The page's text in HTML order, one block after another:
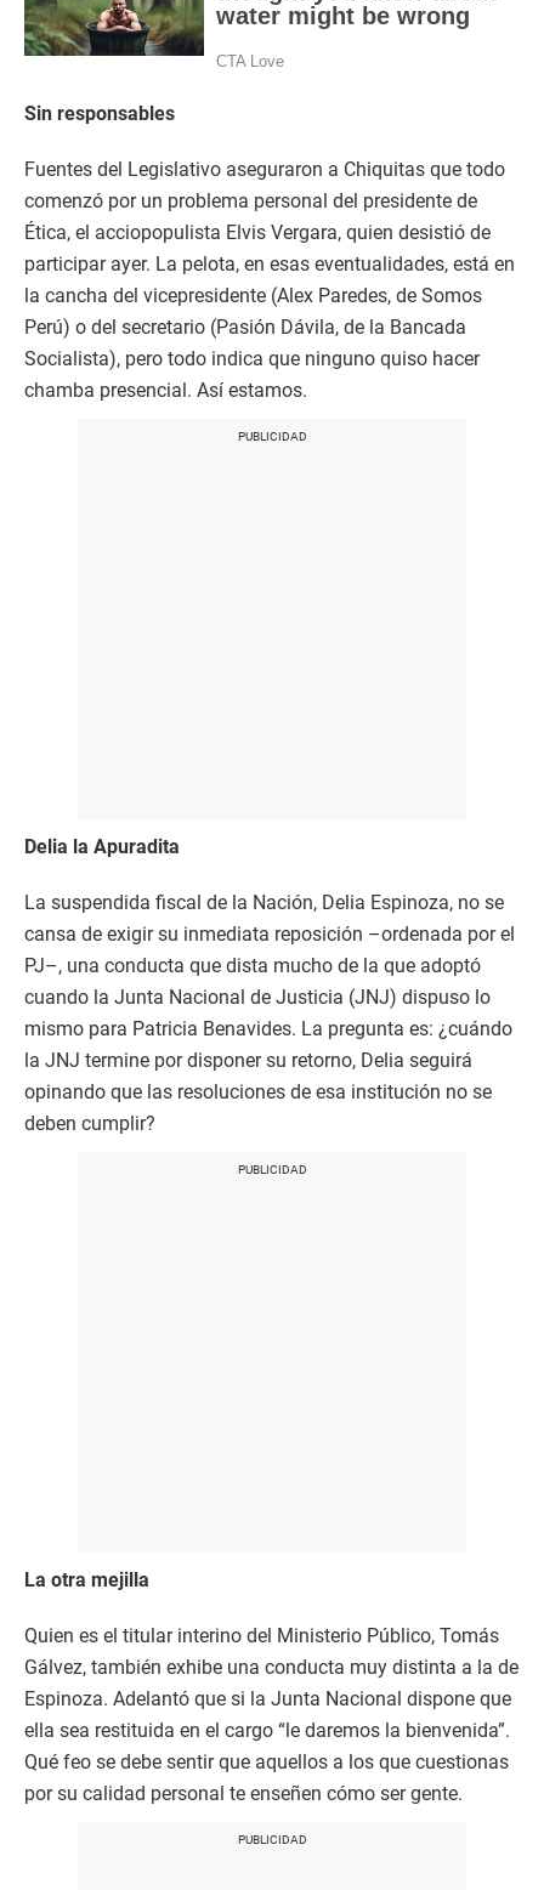
Sin responsables
Fuentes del Legislativo aseguraron a Chiquitas que todo
comenzó por un problema personal del presidente de
Ética, el acciopopulista Elvis Vergara, quien desistió de
participar ayer. La pelota, en esas eventualidades, está en
la cancha del vicepresidente (Alex Paredes, de Somos
Perú) o del secretario (Pasión Dávila, de la Bancada
Socialista), pero todo indica que ninguno quiso hacer
chamba presencial. Así estamos.
Delia la Apuradita
La suspendida fiscal de la Nación, Delia Espinoza, no se
cansa de exigir su inmediata reposición –ordenada por el
PJ–, una conducta que dista mucho de la que adoptó
cuando la Junta Nacional de Justicia (JNJ) dispuso lo
mismo para Patricia Benavides. La pregunta es: ¿cuándo
la JNJ termine por disponer su retorno, Delia seguirá
opinando que las resoluciones de esa institución no se
deben cumplir?
La otra mejilla
Quien es el titular interino del Ministerio Público, Tomás
Gálvez, también exhibe una conducta muy distinta a la de
Espinoza. Adelantó que si la Junta Nacional dispone que
ella sea restituida en el cargo “le daremos la bienvenida”.
Qué feo se debe sentir que aquellos a los que cuestionas
por su calidad personal te enseñen cómo ser gente.